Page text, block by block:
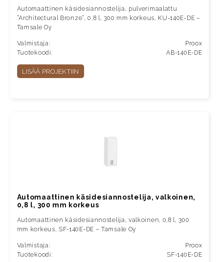
Automaattinen käsidesiannostelija, pulverimaalattu
”Architectural Bronze”, 0,8 l, 300 mm korkeus, KU-140E-DE –
Tamsale Oy
Valmistaja:
Proox
Tuotekoodi:
AB-140E-DE
LISÄÄ PROJEKTIIN
Automaattinen käsidesiannostelija, valkoinen,
0,8 l, 300 mm korkeus
Automaattinen käsidesiannostelija, valkoinen, 0,8 l, 300
mm korkeus, SF-140E-DE – Tamsale Oy
Valmistaja:
Proox
Tuotekoodi:
SF-140E-DE